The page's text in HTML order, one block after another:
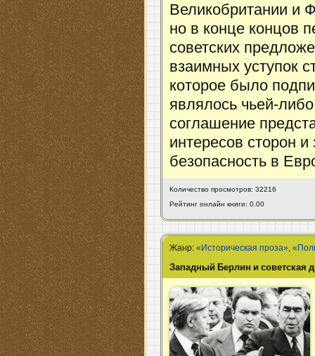
Великобритании и
но в конце концов
советских
взаимных уступок
которое было
являлось чьей-
соглашение
интересов сторон
безопасность в
Количество просмотров: 32216
Рейтинг онлайн книги: 0.00
Жанр:«Историческая проза»,
Западный Берлин и советская